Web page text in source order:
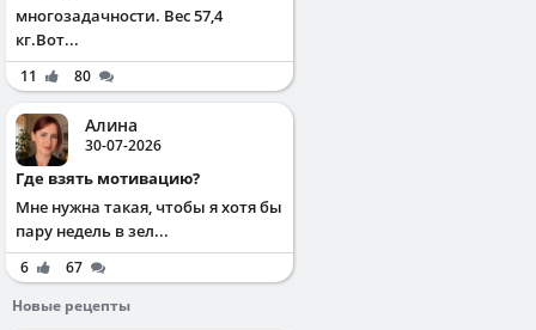
многозадачности. Вес 57,4
кг.Вот...
11 80
Алина
30-07-2026
Где взять мотивацию?
Мне нужна такая, чтобы я хотя бы
пару недель в зел...
6
67
Новые рецепты